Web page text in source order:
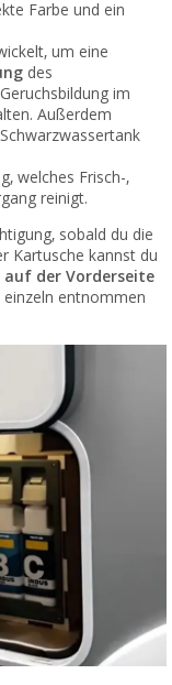
Farbe und ein
um eine
des
im
Außerdem
welches Frisch-,
reinigt.
sobald du die
Kartusche kannst du
der Vorderseite
einzeln entnommen